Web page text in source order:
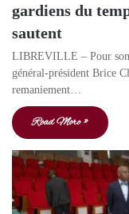
gardiens du
sautent
LIBREVILLE – Pour
général-président Brice
remaniement…
Read More »